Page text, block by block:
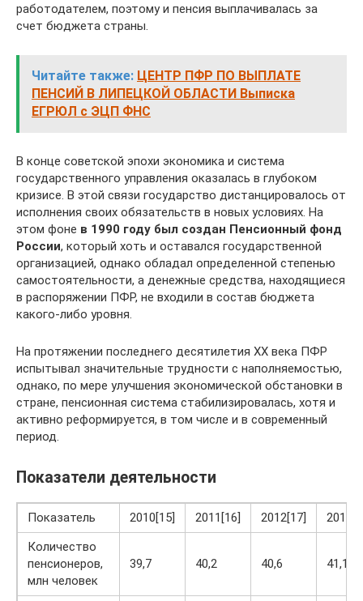
работодателем, поэтому и пенсия выплачивалась за
счет бюджета страны.
Читайте также: ЦЕНТР ПФР ПО ВЫПЛАТЕ
ПЕНСИЙ В ЛИПЕЦКОЙ ОБЛАСТИ Выписка
ЕГРЮЛ с ЭЦП ФНС
В конце советской эпохи экономика и система
государственного управления оказалась в глубоком
кризисе. В этой связи государство дистанцировалось от
исполнения своих обязательств в новых условиях. На
этом фоне в 1990 году был создан Пенсионный фонд
России, который хоть и оставался государственной
организацией, однако обладал определенной степенью
самостоятельности, а денежные средства, находящиеся
в распоряжении ПФР, не входили в состав бюджета
какого-либо уровня.
На протяжении последнего десятилетия XX века ПФР
испытывал значительные трудности с наполняемостью,
однако, по мере улучшения экономической обстановки в
стране, пенсионная система стабилизировалась, хотя и
активно реформируется, в том числе и в современный
период.
Показатели деятельности
Показатель 2010[15] 2011[16] 2012[17]
Количество
пенсионеров,
млн человек
39,7 40,2 40,6 41,1